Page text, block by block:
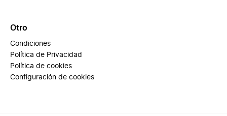
Otro
Condiciones
Política de Privacidad
Política de cookies
Configuración de cookies